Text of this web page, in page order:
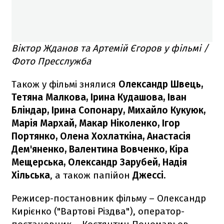
Віктор Жданов та Артемій Єгоров у фільмі /
Фото Пресслужба
Також у фільмі знялися Олександр Швець,
Тетяна Малкова, Ірина Кудашова, Іван
Бліндар, Ірина Сопонару, Михайло Кукуюк,
Марія Мархай, Макар Ніколенко, Ігор
Портянко, Олена Хохлаткіна, Анастасія
Дем'яненко, Валентина Вовченко, Кіра
Мещерська, Олександр Зарубей, Надія
Хільська, а також папійон Джессі.
Режисер-постановник фільму – Олександр
Кирієнко ("Вартові Різдва"), оператор-